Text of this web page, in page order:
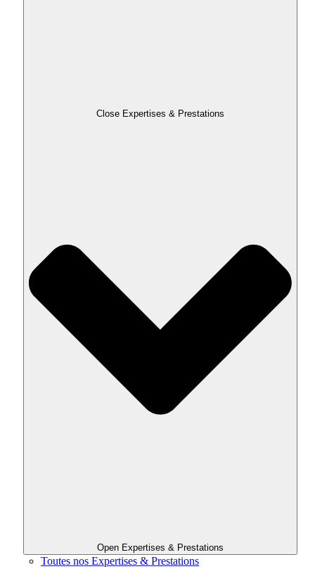
Close Expertises & Prestations
Open Expertises & Prestations
Toutes nos Expertises & Prestations